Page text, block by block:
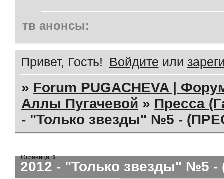
тв анонсы:
Привет, Гость! Войдите или
» Forum PUGACHEVA |
Аллы Пугачевой » Пресса
- "Только звезды" №5 -
2012 - "Только звезды" №5
Страница:1